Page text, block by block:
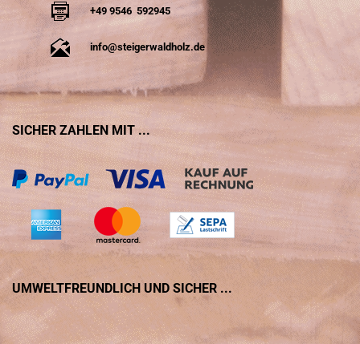
+49 9546 592945
info@steigerwaldholz.de
SICHER ZAHLEN MIT ...
UMWELTFREUNDLICH UND SICHER ...